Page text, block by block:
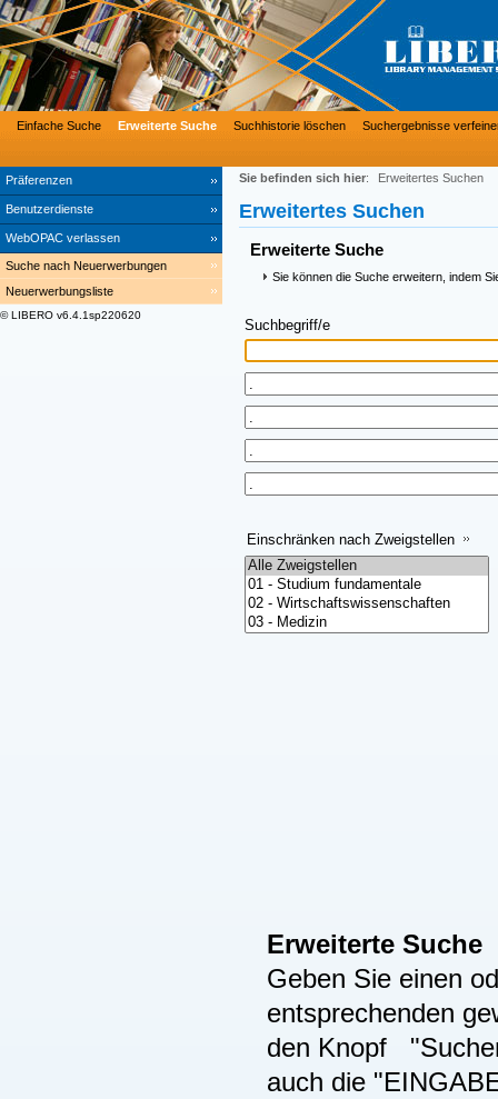
Präferenzen
Benutzerdienste
WebOPAC verlassen
Einfache Suche Erweiterte Suche Suchhistorie löschen Suchergebnisse
Suche nach Neuerwerbungen
Neuerwerbungsliste
© LIBERO v6.4.1sp220620
Sie befinden sich hier: Erweitertes Suchen
Erweitertes Suchen
Erweiterte Suche
Sie können die Suche erweitern, indem
Suchbegriff/e
Einschränken nach Zweigstellen
Erweiterte Suche
Geben Sie einen
entsprechenden
den Knopf
auch die